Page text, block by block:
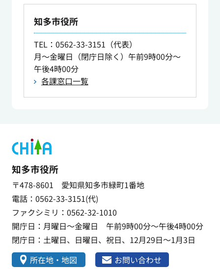
知多市役所
TEL：0562-33-3151（代表）
月～金曜日（閉庁日除く）午前9時00分～
午後4時00分
各課窓口一覧
知多市役所
〒478-8601 愛知県知多市緑町1番地
電話：0562-33-3151(代)
ファクシミリ：0562-32-1010
開庁日：月曜日～金曜日 午前9時00分～午後4時00分
閉庁日：土曜日、日曜日、祝日、12月29日～1月3日
所在地・地図
お問い合わせ